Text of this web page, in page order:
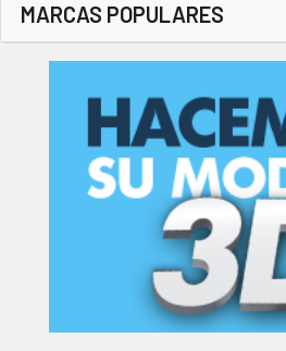
MARCAS POPULARES